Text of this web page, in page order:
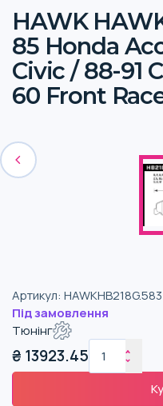
HAWK
85 Honda
Civic / 88-91
60 Front
Артикул: HAWKHB218G.583
Під замовлення
Тюнінг
₴ 13923.45